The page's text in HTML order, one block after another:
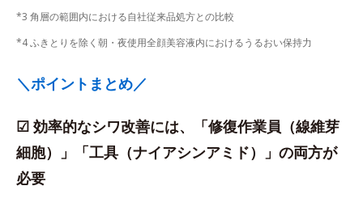
*3 角層の範囲内における自社従来品処方との比較
*4 ふきとりを除く朝・夜使用全顔美容液内におけるうるおい保持力
＼ポイントまとめ／
☑ 効率的なシワ改善には、「修復作業員（線維芽
細胞）」「工具（ナイアシンアミド）」の両方が
必要